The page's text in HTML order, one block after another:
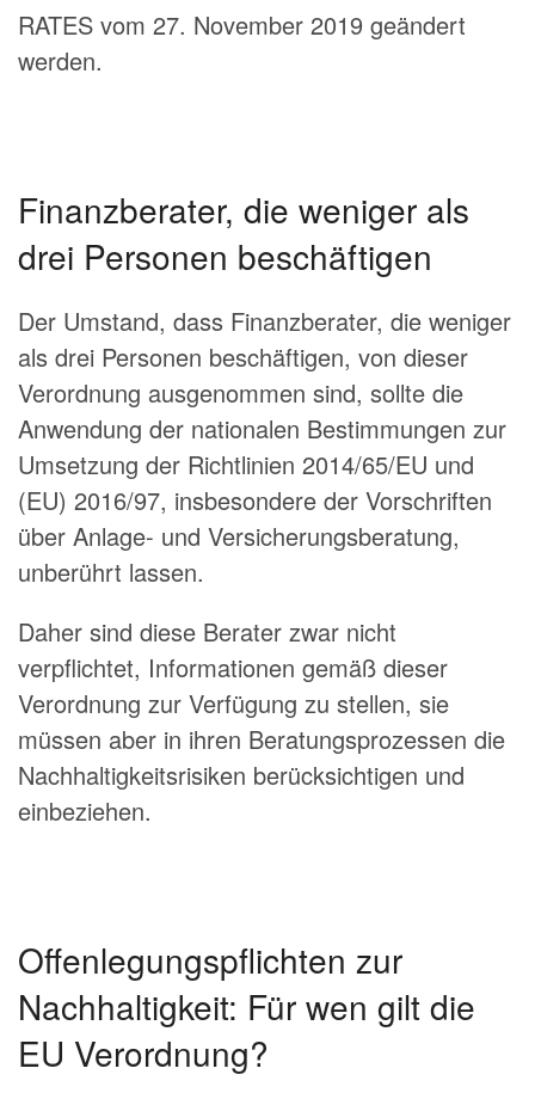
RATES vom 27. November 2019 geändert
werden.
Finanzberater, die weniger als
drei Personen beschäftigen
Der Umstand, dass Finanzberater, die weniger
als drei Personen beschäftigen, von dieser
Verordnung ausgenommen sind, sollte die
Anwendung der nationalen Bestimmungen zur
Umsetzung der Richtlinien 2014/65/EU und
(EU) 2016/97, insbesondere der Vorschriften
über Anlage- und Versicherungsberatung,
unberührt lassen.
Daher sind diese Berater zwar nicht
verpflichtet, Informationen gemäß dieser
Verordnung zur Verfügung zu stellen, sie
müssen aber in ihren Beratungsprozessen die
Nachhaltigkeitsrisiken berücksichtigen und
einbeziehen.
Offenlegungspflichten zur
Nachhaltigkeit: Für wen gilt die
EU Verordnung?